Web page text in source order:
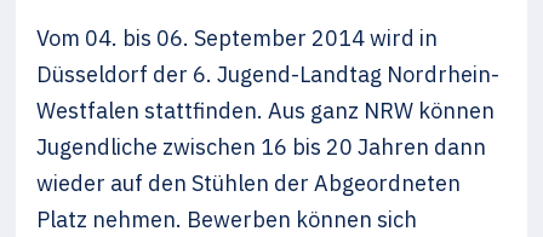
Vom 04. bis 06. September 2014 wird in
Düsseldorf der 6. Jugend-Landtag Nordrhein-
Westfalen stattfinden. Aus ganz NRW können
Jugendliche zwischen 16 bis 20 Jahren dann
wieder auf den Stühlen der Abgeordneten
Platz nehmen. Bewerben können sich